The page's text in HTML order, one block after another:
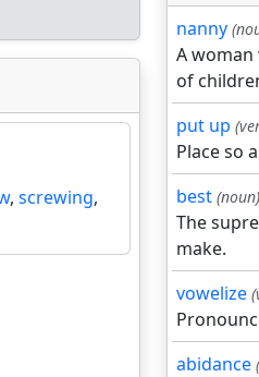
, screwing,
nanny
A
of
put up
Place so
best (noun)
The
make.
vowelize
abidance